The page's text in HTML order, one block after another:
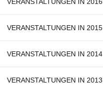
VERANSTALTUNGEN IN 2016
VERANSTALTUNGEN IN 2015
VERANSTALTUNGEN IN 2014
VERANSTALTUNGEN IN 2013